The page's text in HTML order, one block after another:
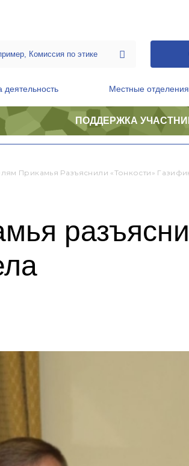
деятельность Местные отделения
ПОДДЕРЖКА
Прикамья Разъяснили «тонкости»